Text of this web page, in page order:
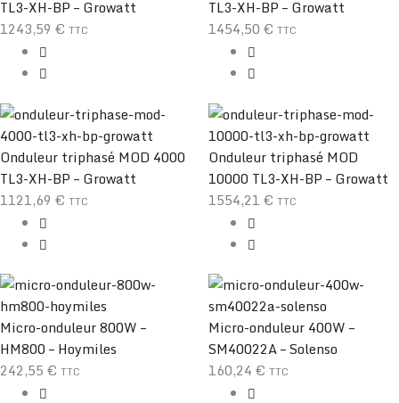
TL3-XH-BP – Growatt
1243,59 € TTC
TL3-XH-BP – Growatt
1454,50 € TTC
Onduleur triphasé MOD 4000
TL3-XH-BP – Growatt
1121,69 € TTC
Onduleur triphasé MOD
10000 TL3-XH-BP – Growatt
1554,21 € TTC
Micro-onduleur 800W –
HM800 – Hoymiles
242,55 € TTC
Micro-onduleur 400W –
SM40022A – Solenso
160,24 € TTC